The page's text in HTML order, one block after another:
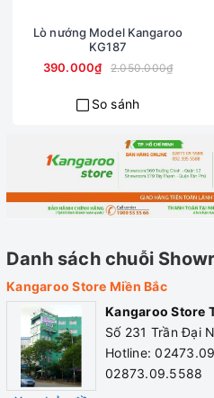
Lò nướng Model Kangaroo
KG187
390.000₫
2.050.000₫
So sánh
Danh sách chuỗi
Kangaroo Store Miền Bắc
Kangaroo Store
Số 231 Trần Đại
Hotline:
02873.09.5588